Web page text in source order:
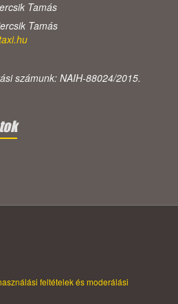
Tamás
Tamás
számunk: NAIH-88024/2015.
feltételek és moderálási